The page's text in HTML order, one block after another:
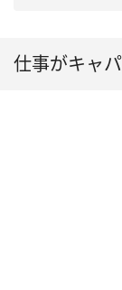
仕事がキャ